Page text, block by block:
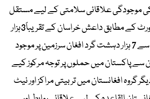
موجودگی علاقائی سلامتی کے لیے مستقل
خطرہ بنی ہوئی ہے۔رپورٹ کے مطابق داعش خراسان کے تقریباً3ہزار
جب کہ ٹی ٹی پی کے 5 سے 7 ہزار دہشت گرد افغان سرزمین پر موجود
سے پاکستان میں حملوں پر توجہ مرکوز کیے
گروہ افغانستان میں تربیتی مراکز اور نیٹ